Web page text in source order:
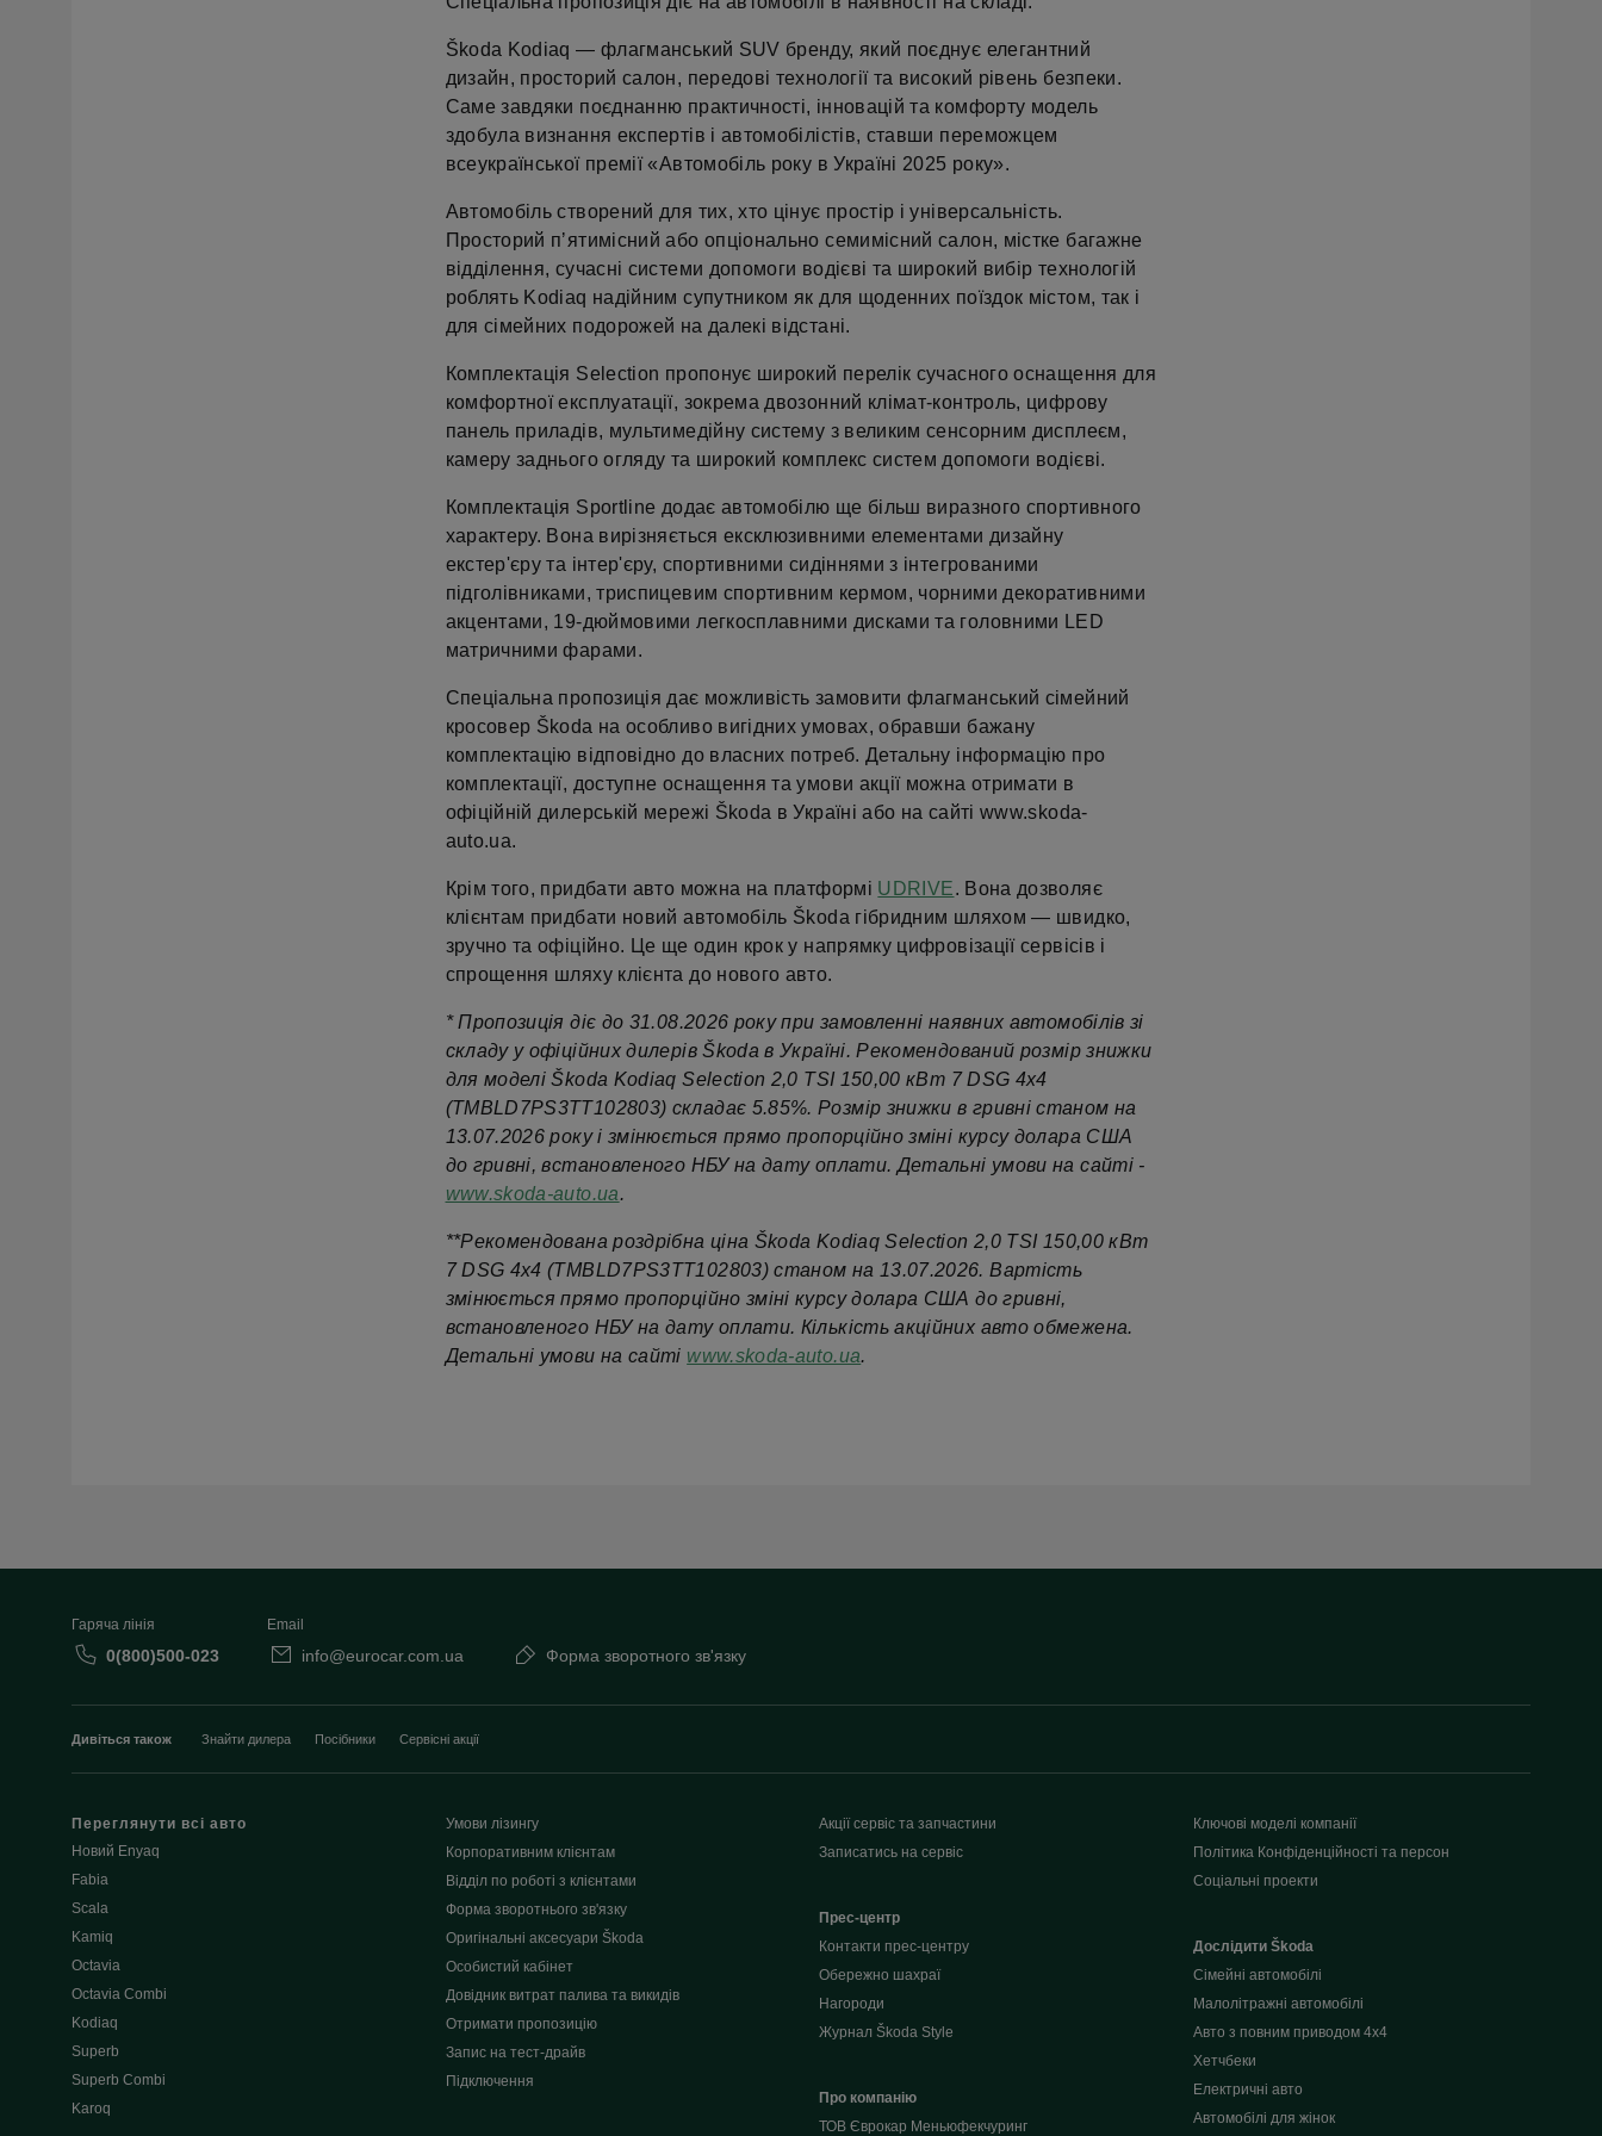
Škoda Kodiaq — флагманський SUV бренду, який поєднує елегантний
дизайн, просторий салон, передові технології та високий рівень безпеки.
Саме завдяки поєднанню практичності, інновацій та комфорту модель
здобула визнання експертів і автомобілістів, ставши переможцем
всеукраїнської премії «Автомобіль року в Україні 2025 року».
Автомобіль створений для тих, хто цінує простір і універсальність.
Просторий пʼятимісний або опціонально семимісний салон, містке багажне
відділення, сучасні системи допомоги водієві та широкий вибір технологій
роблять Kodiaq надійним супутником як для щоденних поїздок містом, так і
для сімейних подорожей на далекі відстані.
Комплектація Selection пропонує широкий перелік сучасного оснащення для
комфортної експлуатації, зокрема двозонний клімат-контроль, цифрову
панель приладів, мультимедійну систему з великим сенсорним дисплеєм,
камеру заднього огляду та широкий комплекс систем допомоги водієві.
Комплектація Sportline додає автомобілю ще більш виразного спортивного
характеру. Вона вирізняється ексклюзивними елементами дизайну
екстер'єру та інтер'єру, спортивними сидіннями з інтегрованими
підголівниками, триспицевим спортивним кермом, чорними декоративними
акцентами, 19-дюймовими легкосплавними дисками та головними LED
матричними фарами.
Спеціальна пропозиція дає можливість замовити флагманський сімейний
кросовер Škoda на особливо вигідних умовах, обравши бажану
комплектацію відповідно до власних потреб. Детальну інформацію про
комплектації, доступне оснащення та умови акції можна отримати в
офіційній дилерській мережі Škoda в Україні або на сайті www.skoda-
auto.ua.
Крім того, придбати авто можна на платформі UDRIVE. Вона дозволяє
клієнтам придбати новий автомобіль Škoda гібридним шляхом — швидко,
зручно та офіційно. Це ще один крок у напрямку цифровізації сервісів і
спрощення шляху клієнта до нового авто.
* Пропозиція діє до 31.08.2026 року при замовленні наявних автомобілів зі
складу у офіційних дилерів Škoda в Україні. Рекомендований розмір знижки
для моделі Škoda Kodiaq Selection 2,0 TSI 150,00 кВт 7 DSG 4x4
(TMBLD7PS3TT102803) складає 5.85%. Розмір знижки в гривні станом на
13.07.2026 року і змінюється прямо пропорційно зміні курсу долара США
до гривні, встановленого НБУ на дату оплати. Детальні умови на сайті -
www.skoda-auto.ua.
**Рекомендована роздрібна ціна Škoda Kodiaq Selection 2,0 TSI 150,00 кВт
7 DSG 4x4 (TMBLD7PS3TT102803) станом на 13.07.2026. Вартість
змінюється прямо пропорційно зміні курсу долара США до гривні,
встановленого НБУ на дату оплати. Кількість акційних авто обмежена.
Детальні умови на сайті www.skoda-auto.ua.
Гаряча лінія
0(800)500-023
Email
info@eurocar.com.ua Форма зворотного зв'язку
Дивіться також Знайти дилера Посібники Сервісні акції
Переглянути всі авто
Новий Enyaq
Fabia
Scala
Kamiq
Octavia
Octavia Combi
Kodiaq
Superb
Superb Combi
Karoq
Умови лізингу
Корпоративним клієнтам
Відділ по роботі з клієнтами
Форма зворотнього зв'язку
Оригінальні аксесуари Škoda
Особистий кабінет
Довідник витрат палива та викидів
Отримати пропозицію
Запис на тест-драйв
Підключення
Акції сервіс та запчастини
Записатись на сервіс
Прес-центр
Контакти прес-центру
Обережно шахраї
Нагороди
Журнал Škoda Style
Про компанію
ТОВ Єврокар Меньюфекчуринг
Ключові моделі компанії
Політика Конфіденційності та персон
Соціальні проекти
Дослідити Škoda
Сімейні автомобілі
Малолітражні автомобілі
Авто з повним приводом 4x4
Хетчбеки
Електричні авто
Автомобілі для жінок